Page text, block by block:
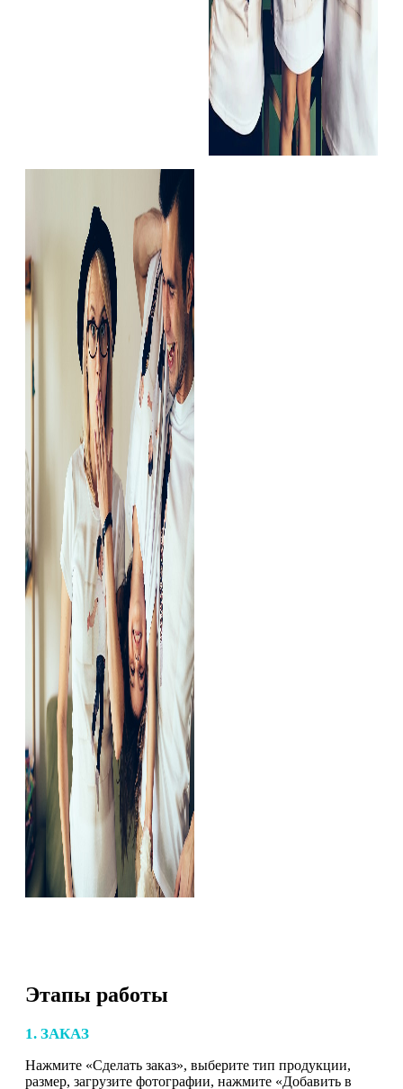
Этапы работы
1. ЗАКАЗ
Нажмите «Сделать заказ», выберите тип продукции,
размер, загрузите фотографии, нажмите «Добавить в